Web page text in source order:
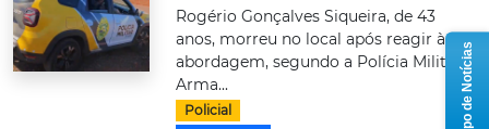
Rogério Gonçalves Siqueira, de 43
anos, morreu no local após reagir à
abordagem, segundo a Polícia Militar.
Arma...
Policial Grupo de Notícias